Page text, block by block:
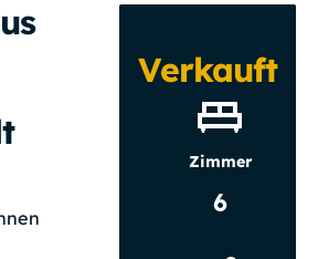
Verkauft
Zimmer
6